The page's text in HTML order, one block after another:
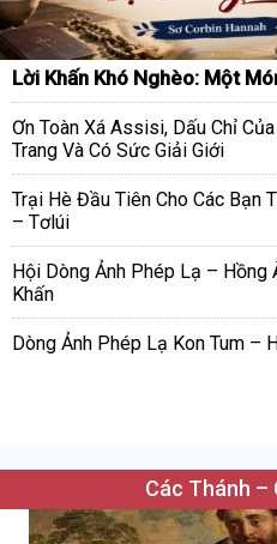
Lời Khấn Khó Nghèo: Một
Ơn Toàn Xá Assisi, Dấu Chỉ
Trang Và Có Sức Giải Giới
Trại Hè Đầu Tiên Cho Các Bạn
– Tơlúi
Hội Dòng Ảnh Phép Lạ – Hồng
Khấn
Dòng Ảnh Phép Lạ Kon Tum –
Các Thánh –